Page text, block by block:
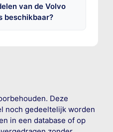
van de Volvo
beschikbaar?
Deze
noch gedeeltelijk worden
in een database of op